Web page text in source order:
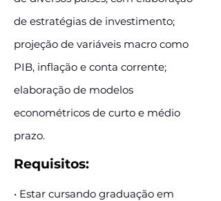
de estratégias de investimento;
projeção de variáveis macro como
PIB, inflação e conta corrente;
elaboração de modelos
econométricos de curto e médio
prazo.
Requisitos:
• Estar cursando graduação em